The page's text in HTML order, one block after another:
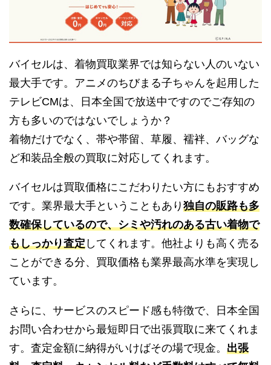
バイセルは、着物買取業界では知らない人のいない
最大手です。アニメのちびまる子ちゃんを起用した
テレビCMは、日本全国で放送中ですのでご存知の
方も多いのではないでしょうか？
着物だけでなく、帯や帯留、草履、襦袢、バッグな
ど和装品全般の買取に対応してくれます。
バイセルは買取価格にこだわりたい方にもおすすめ
です。業界最大手ということもあり 独自の販路も多
数確保しているので、シミや汚れのある古い着物で
もしっかり査定 してくれます。他社よりも高く売る
ことができる分、買取価格も業界最高水準を実現し
ています。
さらに、サービスのスピード感も特徴で、日本全国
お問い合わせから最短即日で出張買取に来てくれま
す。査定金額に納得がいけばその場で現金。 出張